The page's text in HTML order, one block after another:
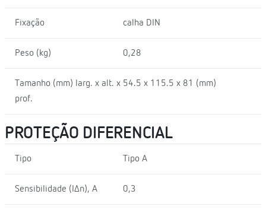
Fixação calha DIN
Peso (kg) 0,28
Tamanho (mm) larg. x alt. x
prof.
54.5 x 115.5 x 81 (mm)
PROTEÇÃO DIFERENCIAL
Tipo Tipo A
Sensibilidade (I∆n), A 0,3